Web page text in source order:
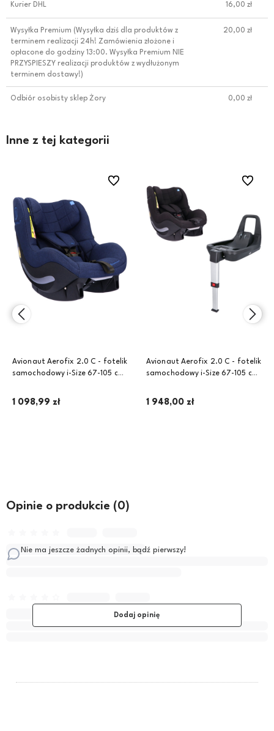
Kurier DHL 16,00 zł
Wysyłka Premium (Wysyłka dziś dla produktów z
terminem realizacji 24h! Zamówienia złożone i
opłacone do godziny 13:00. Wysyłka Premium NIE
PRZYSPIESZY realizacji produktów z wydłużonym
terminem dostawy!)
20,00 zł
Odbiór osobisty sklep Żory 0,00 zł
Inne z tej kategorii
Avionaut Aerofix 2.0 C - fotelik
samochodowy i-Size 67-105 cm
1 098,99 zł
Do ulubionych
Do ulubionych
Avionaut Aerofix 2.0 C - fotelik
samochodowy i-Size 67-105 cm
2.0 C | Black
1 948,00 zł
Do
Do
Opinie o produkcie (0)
Nie ma jeszcze żadnych opinii, bądź pierwszy!
Dodaj opinię